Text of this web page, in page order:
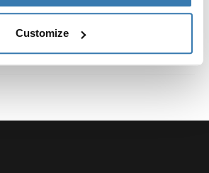
Customize